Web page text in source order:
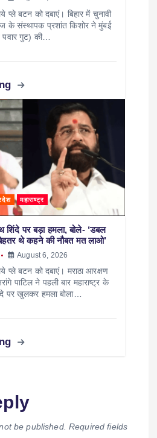
बटन को दबाएं। बिहार में चुनावी
के संस्थापक प्रशांत किशोर ने मुंबई
गुट) की…
महाराष्ट्र
शिंदे पर बड़ा हमला, बोले- ‘डबल
थे कहने की नौबत मत लाओ’
August 6, 2026
बटन को दबाएं। मराठा आरक्षण
पाटिल ने पहली बार महाराष्ट्र के
पर खुलकर हमला बोला…
be published. Required fields